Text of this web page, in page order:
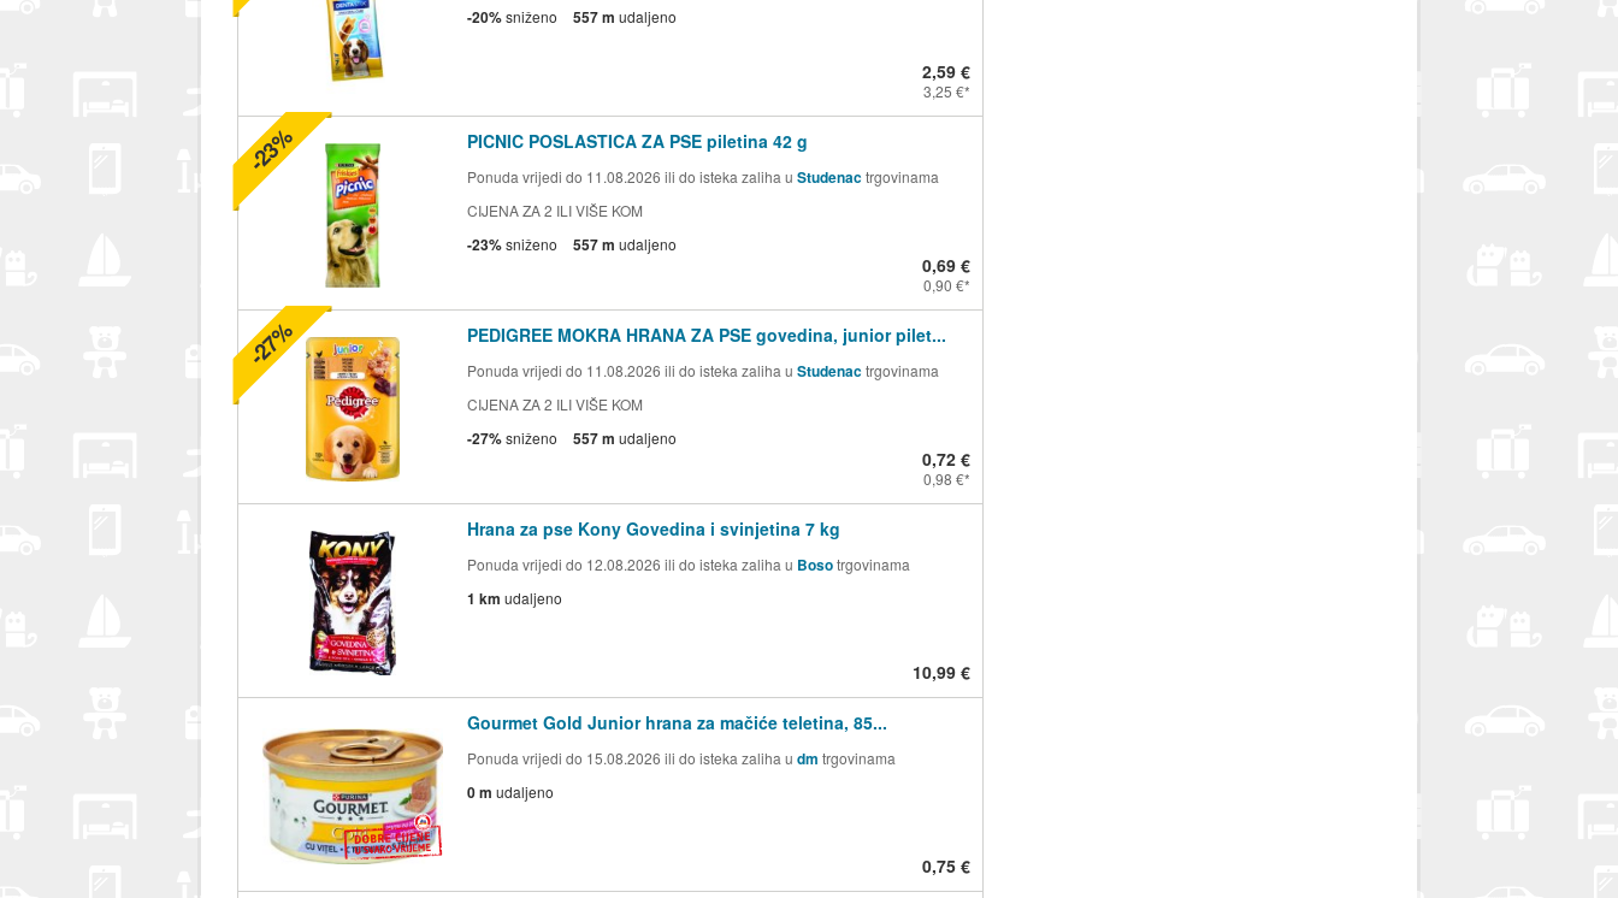
-20%sniženo 557 m udaljeno
2,59 €
3,25 €
PICNIC POSLASTICA ZA PSE piletina 42 g
Ponuda vrijedi do 11.08.2026 ili do isteka zaliha u Studenactrgovinama
CIJENA ZA 2 ILI VIŠE KOM
-23%sniženo 557 m udaljeno
0,69 €
0,90 €
-23%
PEDIGREE MOKRA HRANA ZA PSE govedina, junior pilet...
Ponuda vrijedi do 11.08.2026 ili do isteka zaliha u Studenactrgovinama
CIJENA ZA 2 ILI VIŠE KOM
-27%sniženo 557 m udaljeno
0,72 €
0,98 €
-27%
Hrana za pse Kony Govedina i svinjetina 7 kg
Ponuda vrijedi do 12.08.2026 ili do isteka zaliha u Bosotrgovinama
1 km udaljeno
10,99 €
Gourmet Gold Junior hrana za mačiće teletina, 85...
Ponuda vrijedi do 15.08.2026 ili do isteka zaliha u dm trgovinama
0 m udaljeno
0,75 €